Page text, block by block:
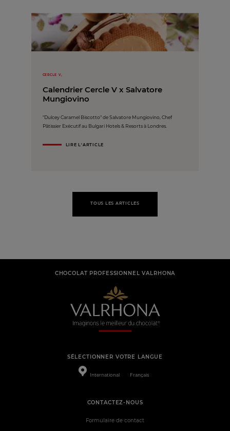
CERCLE V,
Calendrier Cercle V x Salvatore
Mungiovino
"Dulcey Caramel Biscotto" de Salvatore Mungiovino, Chef
Pâtissier Exécutif au Bulgari Hotels & Resorts à Londres.
LIRE L'ARTICLE
TOUS LES ARTICLES
CHOCOLAT PROFESSIONNEL VALRHONA
SÉLECTIONNER VOTRE LANGUE
International Français
CONTACTEZ-NOUS
Formulaire de contact